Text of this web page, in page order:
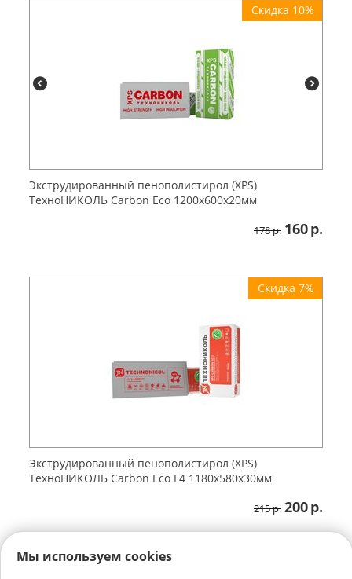
Скидка 10%
Экструдированный пенополистирол (XPS)
ТехноНИКОЛЬ Carbon Eco 1200х600х20мм
178р. 160р.
Скидка 7%
Экструдированный пенополистирол (XPS)
ТехноНИКОЛЬ Carbon Eco Г4 1180х580х30мм
215р. 200р.
Мы используем cookies